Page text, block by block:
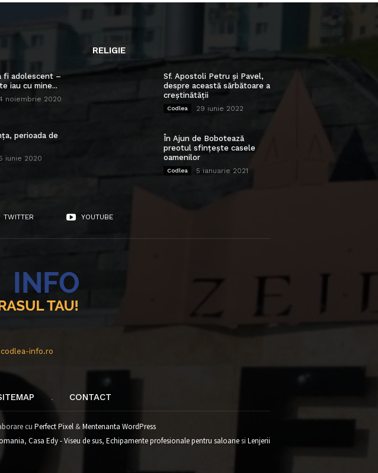
fi adolescent –
iau cu mine...
noiembrie 2020
perioada de
iunie 2020
RELIGIE
Sf. Apostoli Petru și Pavel,
despre această sărbătoare a
creștinătății
Codlea 29 iunie 2022
În Ajun de Bobotează
preotul sfințește casele
oamenilor
Codlea 5 ianuarie 2021
TWITTER YOUTUBE
info.ro
CONTACT
cu Perfect Pixel&Mentenanta WordPress
, Casa Edy - Viseu de sus, Echipamente profesionale pentru saloanesi Lenjerii